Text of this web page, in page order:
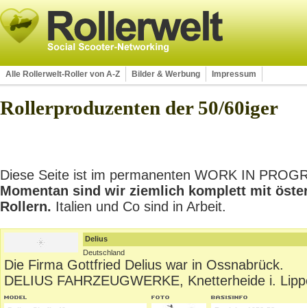
Alle Rollerwelt-Roller von A-Z Bilder & Werbung Impressum
Rollerproduzenten der 50/60iger
Diese Seite ist im permanenten WORK IN
Momentan sind wir ziemlich komplett mit
Rollern. Italien und Co sind in Arbeit.
Delius
Deutschland
Die Firma Gottfried Delius war in Ossnabrück.
DELIUS FAHRZEUGWERKE, Knetterheide i.